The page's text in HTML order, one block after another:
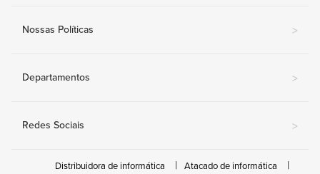
Nossas Políticas >
Departamentos >
Redes Sociais >
Distribuidora de informática
Atacado de informática